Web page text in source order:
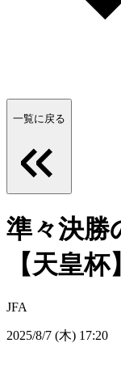
一覧に戻る
準々決勝
【天皇杯】
JFA
2025/8/7 (木) 17:20